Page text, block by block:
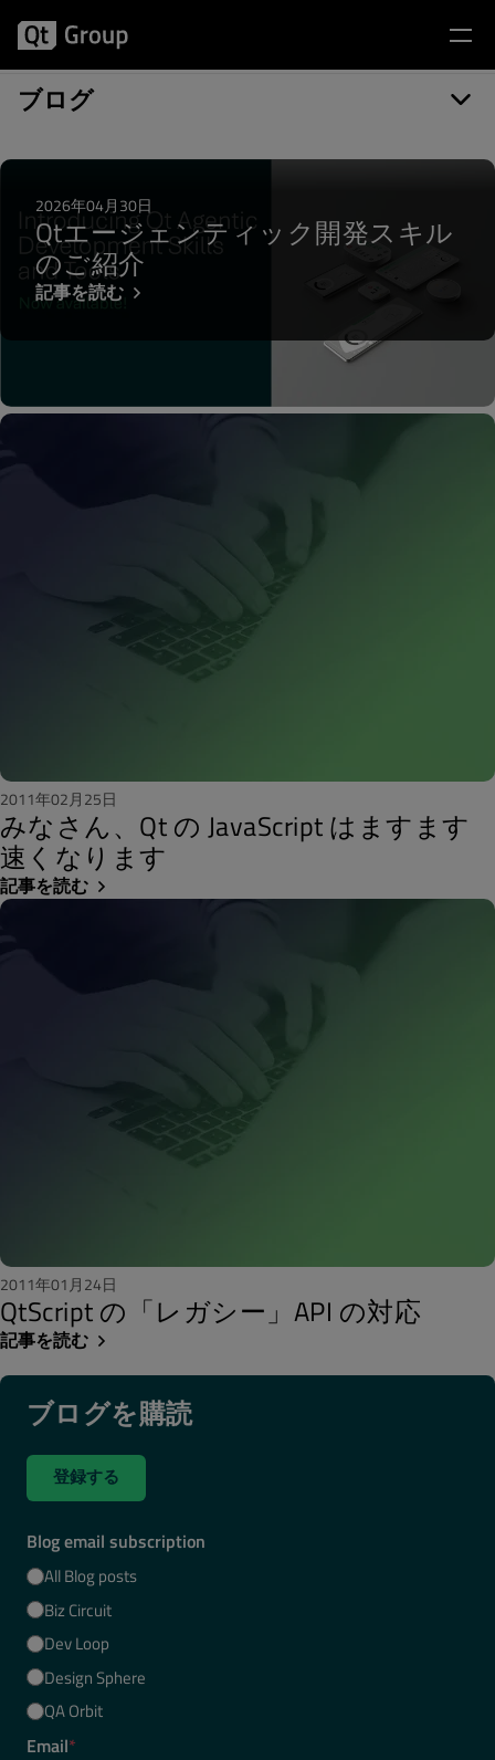
ブログ
記事カテゴリー: Qt Script
2026年04月30日
Qtエージェンティック開発スキル
のご紹介
記事を読む
2011年02月25日
みなさん、Qt の JavaScript はますます
速くなります
記事を読む
2011年01月24日
QtScript の「レガシー」API の対応
記事を読む
ブログを購読
登録する
Blog email subscription
All Blog posts
Biz Circuit
Dev Loop
Design Sphere
QA Orbit
Email*